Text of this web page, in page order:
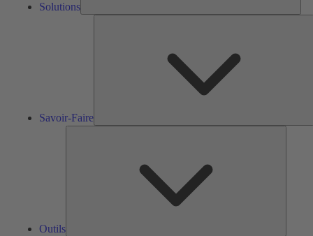
Solutions
Savoir-Faire
Outils